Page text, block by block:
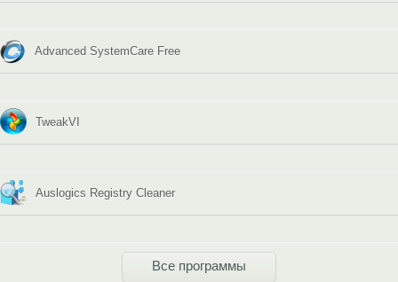
Advanced SystemCare Free
TweakVI
Auslogics Registry Cleaner
Все программы